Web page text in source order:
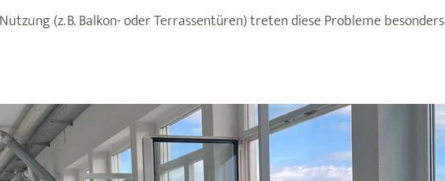
(z. B. Balkon- oder Terrassentüren) treten diese Probleme besonders